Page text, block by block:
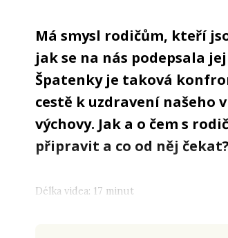
Má smysl rodičům, kteří
jak se na nás podepsala
Špatenky je taková
cestě k uzdravení
výchovy. Jak a o čem s
připravit a co od něj čekat?
Délka videa: 17 minut